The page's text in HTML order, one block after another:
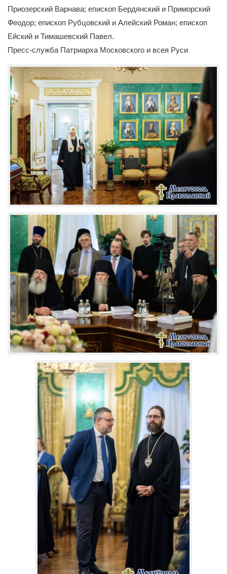
Приозерский Варнава; епископ Бердянский и Приморский
Феодор; епископ Рубцовский и Алейский Роман; епископ
Ейский и Тимашевский Павел.
Пресс-служба Патриарха Московского и всея Руси